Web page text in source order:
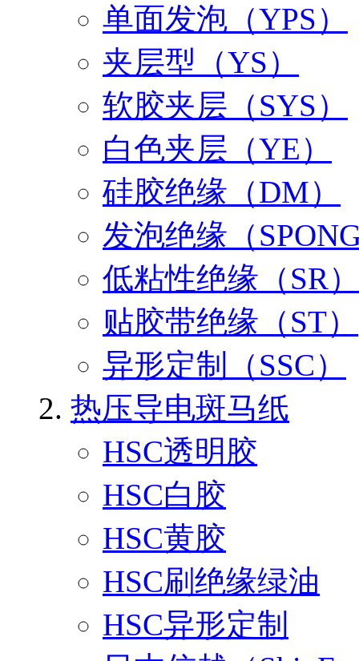
单面发泡（YPS）
夹层型（YS）
软胶夹层（SYS）
白色夹层（YE）
硅胶绝缘（DM）
发泡绝缘（
低粘性绝缘（SR）
贴胶带绝缘（ST）
异形定制（SSC）
热压导电斑马纸
HSC透明胶
HSC白胶
HSC黄胶
HSC刷绝缘绿油
HSC异形定制